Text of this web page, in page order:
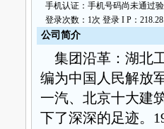
手机认证：手机号码尚未通过
登录次数：1次 登录 I P：
公司简介
集团沿革：湖北
编为中国人民解放
一汽、北京十大建
下了深深的足迹。